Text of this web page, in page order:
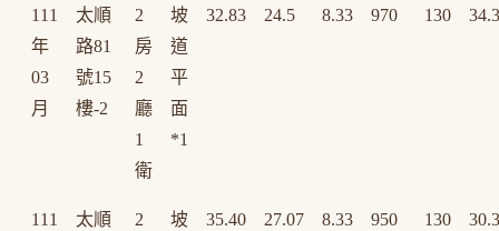
111
年
03
月
太順
路81
號15
樓-2
2
房
2
廳
1
衛
坡
道
平
面
*1
32.83 24.5 8.33 970 130 34.3
111
太順
2
坡
35.40 27.07 8.33 950 130 30.3